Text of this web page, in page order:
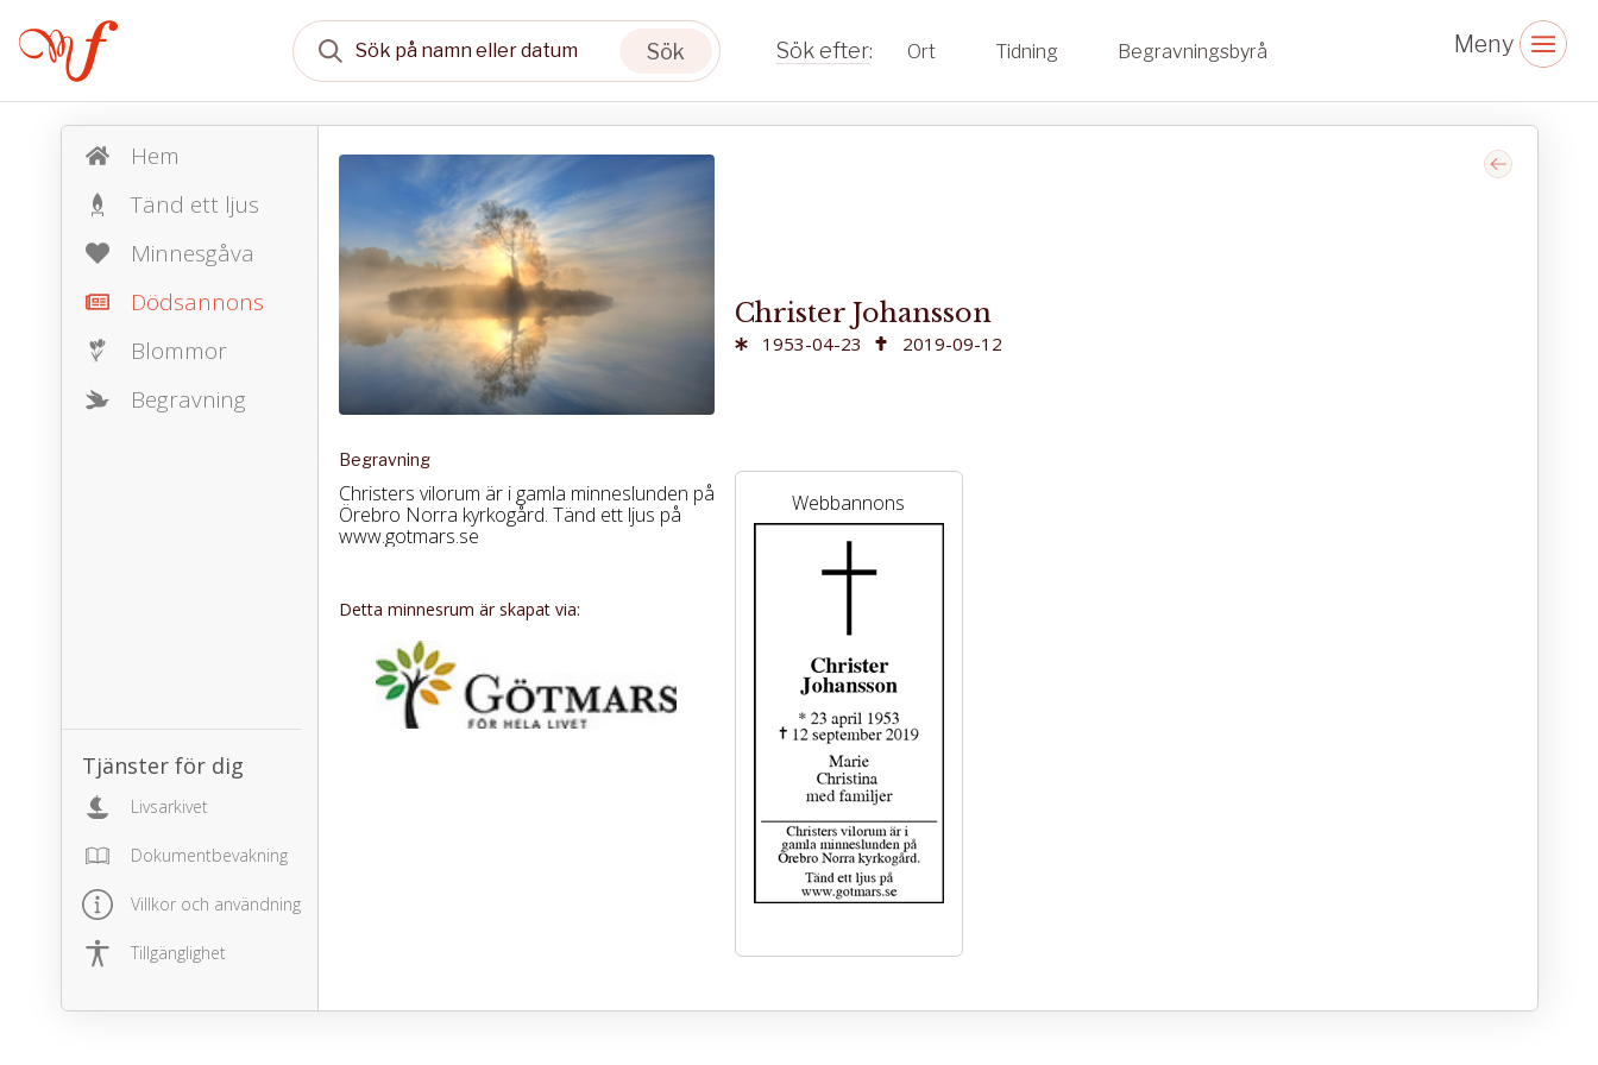
Sök Ort Tidning Begravningsbyrå
Hem
Tänd ett ljus
Minnesgåva
Dödsannons
Blommor
Begravning
Tjänster för dig
Livsarkivet
Dokumentbevakning
Villkor och användning
Tillgänglighet
Begravning
Christers vilorum är i gamla minneslunden på
Örebro Norra kyrkogård. Tänd ett ljus på
www.gotmars.se
Detta minnesrum är skapat via:
Christer Johansson
1953-04-23 2019-09-12
Webbannons